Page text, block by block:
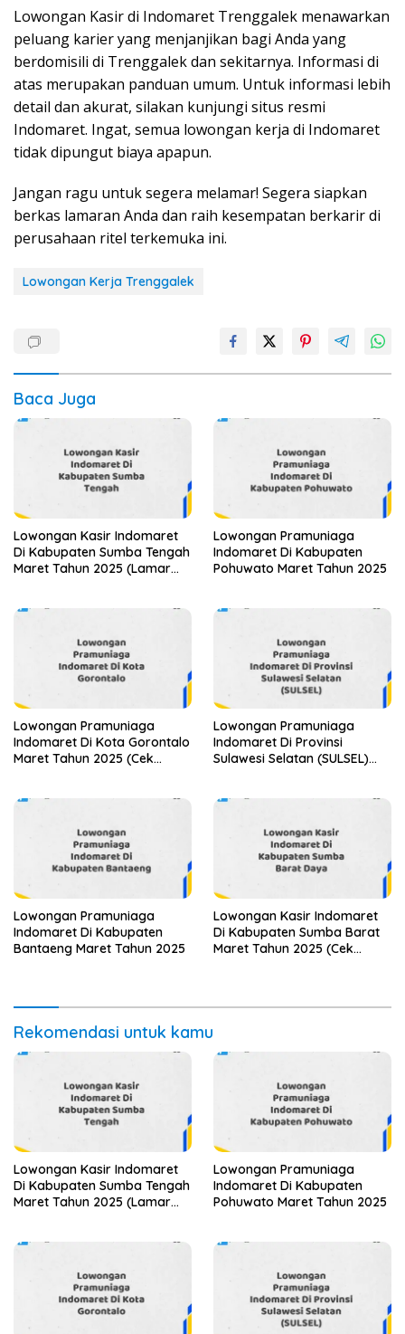
Lowongan Kasir di Indomaret Trenggalek menawarkan
peluang karier yang menjanjikan bagi Anda yang
berdomisili di Trenggalek dan sekitarnya. Informasi di
atas merupakan panduan umum. Untuk informasi lebih
detail dan akurat, silakan kunjungi situs resmi
Indomaret. Ingat, semua lowongan kerja di Indomaret
tidak dipungut biaya apapun.
Jangan ragu untuk segera melamar! Segera siapkan
berkas lamaran Anda dan raih kesempatan berkarir di
perusahaan ritel terkemuka ini.
Lowongan Kerja Trenggalek
Baca Juga
Lowongan Kasir Indomaret
Di Kabupaten Sumba Tengah
Maret Tahun 2025 (Lamar
Lowongan Pramuniaga
Indomaret Di Kabupaten
Pohuwato Maret Tahun 2025
Lowongan Pramuniaga
Indomaret Di Kota Gorontalo
Maret Tahun 2025 (Cek
Lowongan Pramuniaga
Indomaret Di Provinsi
Sulawesi Selatan (SULSEL)
Lowongan Pramuniaga
Indomaret Di Kabupaten
Bantaeng Maret Tahun 2025
Lowongan Kasir Indomaret
Di Kabupaten Sumba Barat
Maret Tahun 2025 (Cek
Rekomendasi untuk kamu
Lowongan Kasir Indomaret
Di Kabupaten Sumba Tengah
Maret Tahun 2025 (Lamar
Lowongan Pramuniaga
Indomaret Di Kabupaten
Pohuwato Maret Tahun 2025